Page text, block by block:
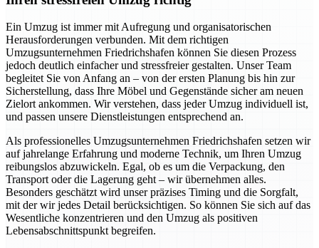
Ein Umzug ist immer mit Aufregung und organisatorischen
Herausforderungen verbunden. Mit dem richtigen
Umzugsunternehmen Friedrichshafen können Sie diesen Prozess
jedoch deutlich einfacher und stressfreier gestalten. Unser Team
begleitet Sie von Anfang an – von der ersten Planung bis hin zur
Sicherstellung, dass Ihre Möbel und Gegenstände sicher am neuen
Zielort ankommen. Wir verstehen, dass jeder Umzug individuell ist,
und passen unsere Dienstleistungen entsprechend an.
Als professionelles Umzugsunternehmen Friedrichshafen setzen wir
auf jahrelange Erfahrung und moderne Technik, um Ihren Umzug
reibungslos abzuwickeln. Egal, ob es um die Verpackung, den
Transport oder die Lagerung geht – wir übernehmen alles.
Besonders geschätzt wird unser präzises Timing und die Sorgfalt,
mit der wir jedes Detail berücksichtigen. So können Sie sich auf das
Wesentliche konzentrieren und den Umzug als positiven
Lebensabschnittspunkt begreifen.